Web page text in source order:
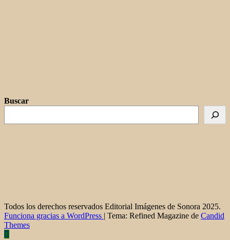
Buscar
Todos los derechos reservados Editorial Imágenes de Sonora 2025.
Funciona gracias a WordPress | Tema: Refined Magazine de Candid
Themes